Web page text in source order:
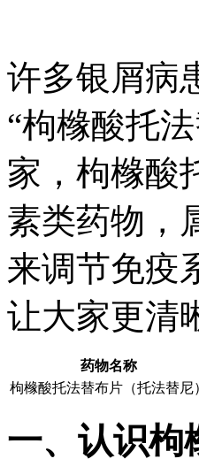
许多银屑病
“枸橼酸托
家，枸橼酸
素类药物，
来调节免疫
让大家更清
药物名称
枸橼酸托法替布片（托法替尼
一、认识枸